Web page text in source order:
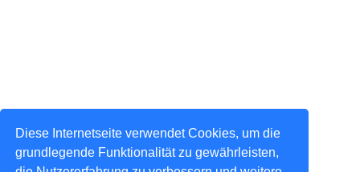
Diese Internetseite verwendet Cookies, um die
grundlegende Funktionalität zu gewährleisten,